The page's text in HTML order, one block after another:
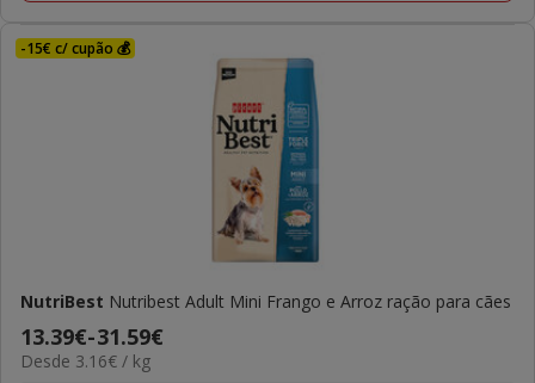
-15€ c/ cupão 💰
NutriBest Nutribest Adult Mini Frango e Arroz ração para cães
Preço
de
13.39€-31.59€
3.16€
Desde 3.16€ / kg